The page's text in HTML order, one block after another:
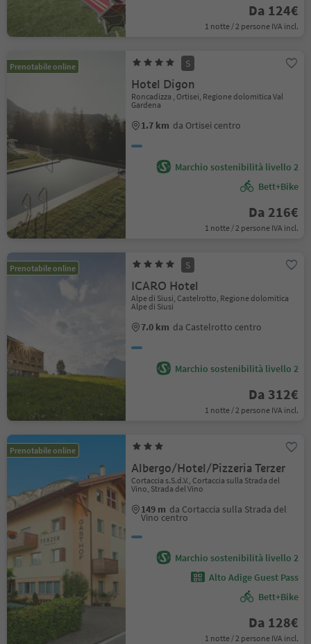
Da 124€
1 notte / 2 persone IVA incl.
Prenotabile online S
Hotel Digon
Roncadizza , Ortisei, Regione dolomitica Val
Gardena
1.7 km da Ortisei centro
Marchio sostenibilità livello 2
Bett+Bike
Da 216€
1 notte / 2 persone IVA incl.
Prenotabile online S
ICARO Hotel
Alpe di Siusi, Castelrotto, Regione dolomitica
Alpe di Siusi
7.0 km da Castelrotto centro
Marchio sostenibilità livello 2
Da 312€
1 notte / 2 persone IVA incl.
Prenotabile online
Albergo/Hotel/Pizzeria Terzer
Cortaccia s.S.d.V., Cortaccia sulla Strada del
Vino, Strada del Vino
149 m da Cortaccia sulla Strada del
Vino centro
Marchio sostenibilità livello 2
Alto Adige Guest Pass
Bett+Bike
Da 128€
1 notte / 2 persone IVA incl.